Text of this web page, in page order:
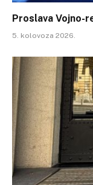
Proslava Vojno-
5. kolovoza 2026.